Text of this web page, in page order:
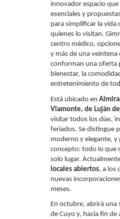
innovador espacio que
esenciales y
para simplificar la vida
quienes lo visitan.
centro médico,
y más de una veintena
conforman una oferta
bienestar, la
entretenimiento de
Está ubicado en
Viamonte, de Luján
visitar todos los días,
feriados. Se distingue
moderno y elegante, y
concepto: todo lo que
solo lugar.
locales abiertos, a los
nuevas
meses.
En octubre, abrirá una
de Cuyo y, hacia fin de